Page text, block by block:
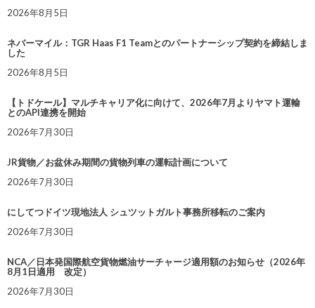
2026年8月5日
ネバーマイル：TGR Haas F1 Teamとのパートナーシップ契約を締結しま
した
2026年8月5日
【トドケール】マルチキャリア化に向けて、2026年7月よりヤマト運輸
とのAPI連携を開始
2026年7月30日
JR貨物／お盆休み期間の貨物列車の運転計画について
2026年7月30日
にしてつドイツ現地法人 シュツットガルト事務所移転のご案内
2026年7月30日
NCA／日本発国際航空貨物燃油サーチャージ適用額のお知らせ（2026年
8月1日適用 改定）
2026年7月30日